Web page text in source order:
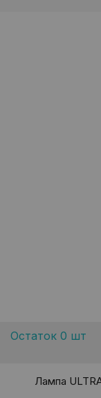
Остаток 0 шт
Лампа